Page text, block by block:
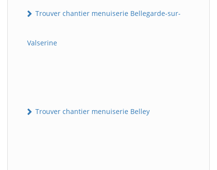
Trouver chantier menuiserie Bellegarde-sur-
Valserine
Trouver chantier menuiserie Belley